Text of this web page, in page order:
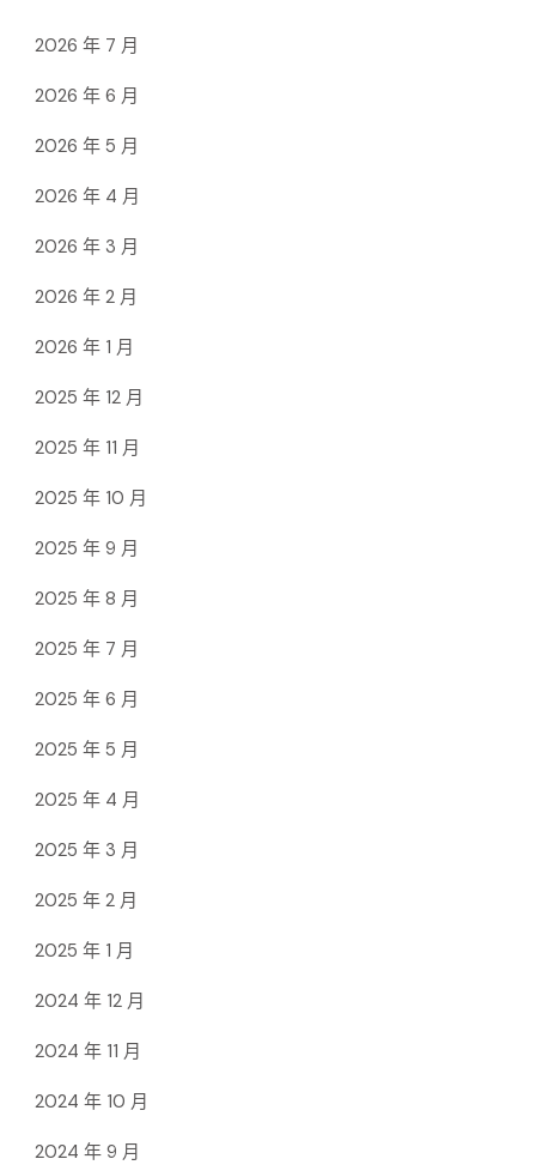
2026 年 7 月
2026 年 6 月
2026 年 5 月
2026 年 4 月
2026 年 3 月
2026 年 2 月
2026 年 1 月
2025 年 12 月
2025 年 11 月
2025 年 10 月
2025 年 9 月
2025 年 8 月
2025 年 7 月
2025 年 6 月
2025 年 5 月
2025 年 4 月
2025 年 3 月
2025 年 2 月
2025 年 1 月
2024 年 12 月
2024 年 11 月
2024 年 10 月
2024 年 9 月